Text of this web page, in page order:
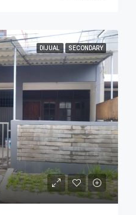
DIJUAL SECONDARY